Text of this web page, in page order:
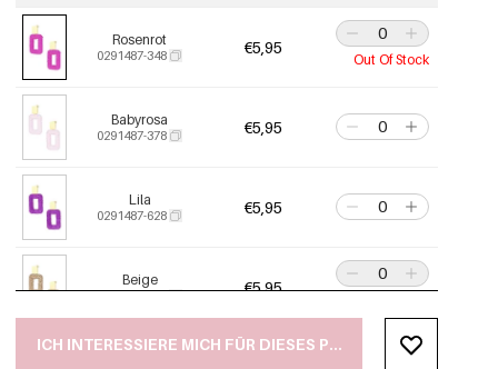
Rosenrot
0291487-348 €5,95
Out Of Stock
Babyrosa
0291487-378 €5,95
Lila
0291487-628 €5,95
Beige
0291487-528 €5,95
ICH INTERESSIERE MICH FÜR DIESES PRODUKT